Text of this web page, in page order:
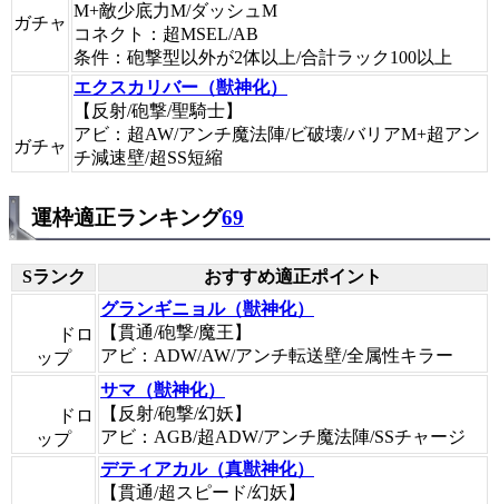
ガチャ
M+敵少底力M/ダッシュM
コネクト：超MSEL/AB
条件：砲撃型以外が2体以上/合計ラック100以上
ガチャ
エクスカリバー（獣神化）
【反射/砲撃/聖騎士】
アビ：超AW/アンチ魔法陣/ビ破壊/バリアM+超アン
チ減速壁/超SS短縮
運枠適正ランキング69
Sランク おすすめ適正ポイント
ドロ
ップ
グランギニョル（獣神化）
【貫通/砲撃/魔王】
アビ：ADW/AW/アンチ転送壁/全属性キラー
ドロ
ップ
サマ（獣神化）
【反射/砲撃/幻妖】
アビ：AGB/超ADW/アンチ魔法陣/SSチャージ
デティアカル（真獣神化）
【貫通/超スピード/幻妖】